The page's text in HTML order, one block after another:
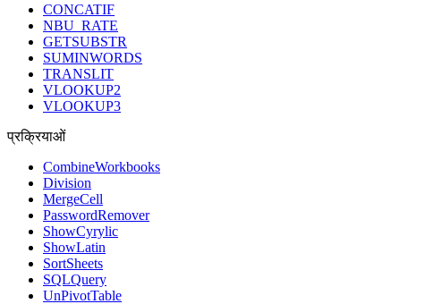
CONCATIF
NBU_RATE
GETSUBSTR
SUMINWORDS
TRANSLIT
VLOOKUP2
VLOOKUP3
प्रक्रियाओं
CombineWorkbooks
Division
MergeCell
PasswordRemover
ShowCyrylic
ShowLatin
SortSheets
SQLQuery
UnPivotTable